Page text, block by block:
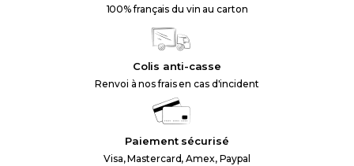
100% français du vin au carton
Colis anti-casse
Renvoi à nos frais en cas d'incident
Paiement sécurisé
Visa, Mastercard, Amex, Paypal